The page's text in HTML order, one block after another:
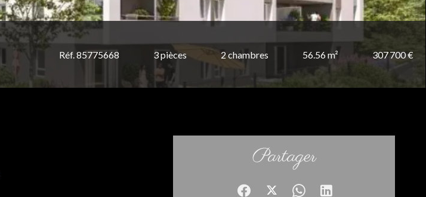
Réf. 85775668 3 pièces 2 chambres 56.56 m² 307 700 €
Partager